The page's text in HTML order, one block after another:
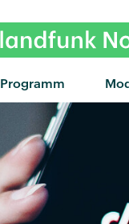
Programm
"car crash" von